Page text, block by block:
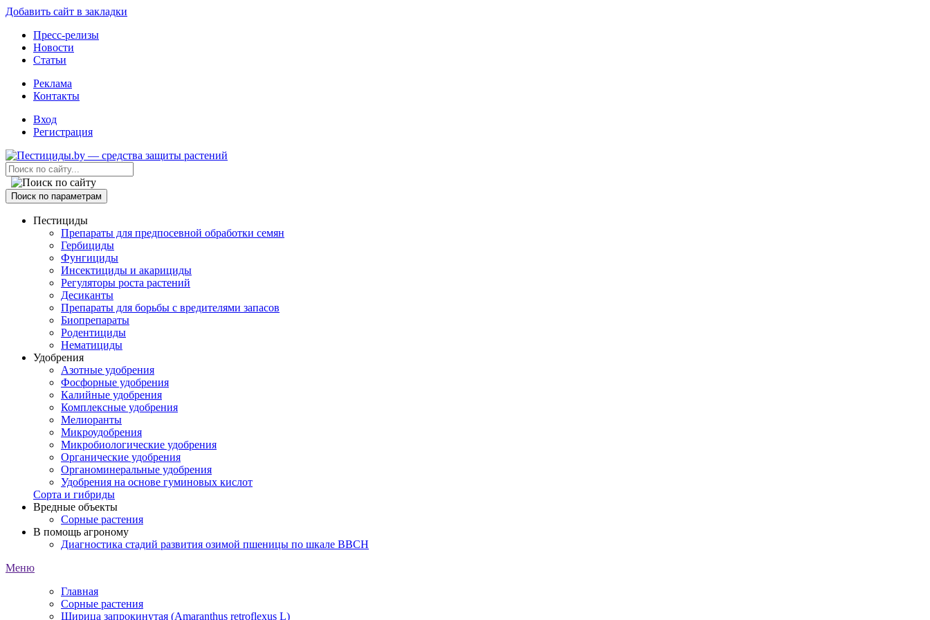
Добавить сайт в закладки
Пресс-релизы
Новости
Статьи
Реклама
Контакты
Вход
Регистрация
Поиск по параметрам
Пестициды
Препараты для предпосевной обработки семян
Гербициды
Фунгициды
Инсектициды и акарициды
Регуляторы роста растений
Десиканты
Препараты для борьбы с вредителями запасов
Биопрепараты
Родентициды
Нематициды
Удобрения
Азотные удобрения
Фосфорные удобрения
Калийные удобрения
Комплексные удобрения
Мелиоранты
Микроудобрения
Микробиологические удобрения
Органические удобрения
Органоминеральные удобрения
Удобрения на основе гуминовых кислот
Сорта и гибриды
Вредные объекты
Сорные растения
В помощь агроному
Диагностика стадий развития озимой пшеницы по шкале ВВСН
Меню
Главная
Сорные растения
Щирица запрокинутая (Amaranthus retroflexus L)